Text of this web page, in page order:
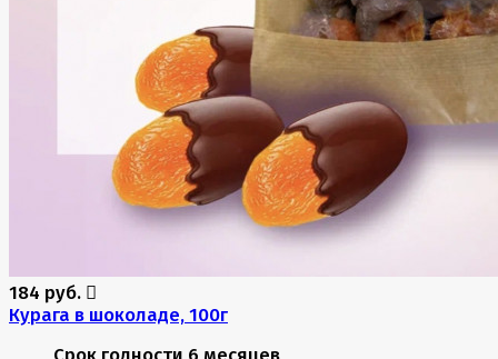
184 руб.
Курага в шоколаде, 100г
Срок годности 6 месяцев